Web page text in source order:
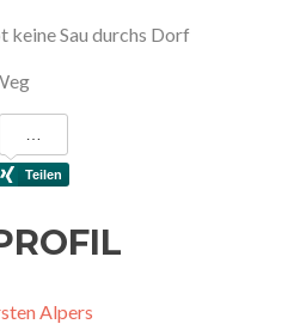
keine Sau durchs Dorf
Alpers